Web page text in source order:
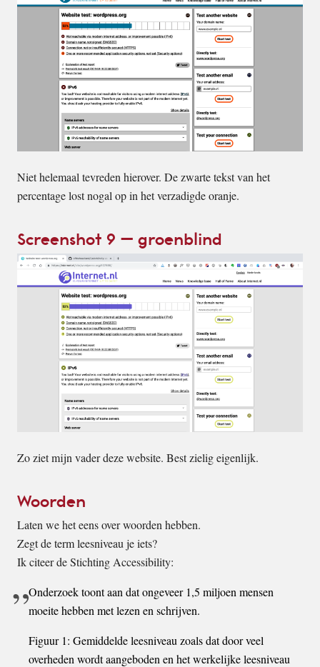
Niet helemaal tevreden hierover. De zwarte tekst van het
percentage lost nogal op in het verzadigde oranje.
Screenshot 9 – groenblind
Zo ziet mijn vader deze website. Best zielig eigenlijk.
Woorden
Laten we het eens over woorden hebben.
Zegt de term leesniveau je iets?
Ik citeer de Stichting Accessibility:
Onderzoek toont aan dat ongeveer 1,5 miljoen mensen
moeite hebben met lezen en schrijven.
Figuur 1: Gemiddelde leesniveau zoals dat door veel
overheden wordt aangeboden en het werkelijke leesniveau